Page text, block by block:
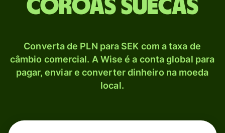
Coroas suecas
Converta de PLN para SEK com a taxa de
câmbio comercial. A Wise é a conta global para
pagar, enviar e converter dinheiro na moeda
local.